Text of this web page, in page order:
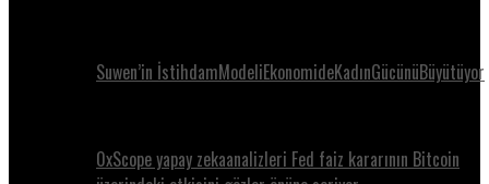
Suwen’in İstihdamModeliEkonomideKadınGücünüBüyütüyor
0xScope yapay zekaanalizleri Fed faiz kararının Bitcoin